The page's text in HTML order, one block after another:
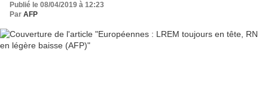
Publié le 08/04/2019 à 12:23
Par AFP